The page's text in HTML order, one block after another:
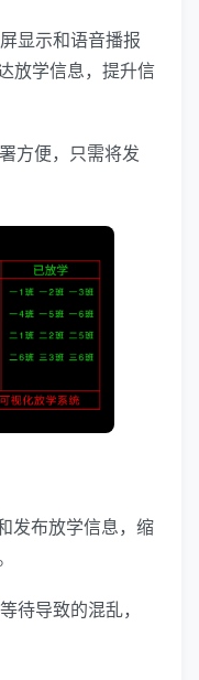
显示和语音播报
放学信息，提升信
方便，只需将发
发布放学信息，缩
待导致的混乱，